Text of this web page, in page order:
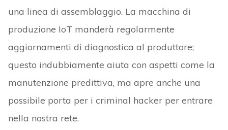
una linea di assemblaggio. La macchina di
produzione IoT manderà regolarmente
aggiornamenti di diagnostica al produttore;
questo indubbiamente aiuta con aspetti come la
manutenzione predittiva, ma apre anche una
possibile porta per i criminal hacker per entrare
nella nostra rete.